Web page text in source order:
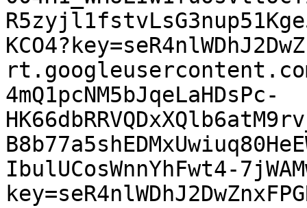
4mQ1pcNM5bJqeLaHDsPc-
IbulUCosWnnYhFwt4-